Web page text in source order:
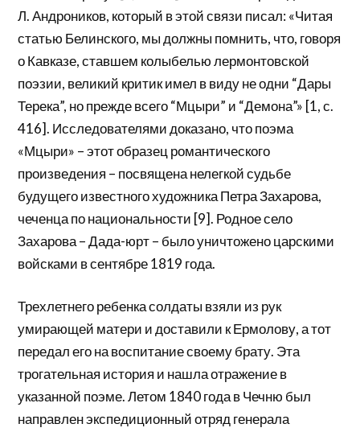
Л. Андроников, который в этой связи писал: «Читая
статью Белинского, мы должны помнить, что, говоря
о Кавказе, ставшем колыбелью лермонтовской
поэзии, великий критик имел в виду не одни “Дары
Терека”, но прежде всего “Мцыри” и “Демона”» [1, с.
416]. Исследователями доказано, что поэма
«Мцыри» – этот образец романтического
произведения – посвящена нелегкой судьбе
будущего известного художника Петра Захарова,
чеченца по национальности [9]. Родное село
Захарова – Дада-юрт – было уничтожено царскими
войсками в сентябре 1819 года.
Трехлетнего ребенка солдаты взяли из рук
умирающей матери и доставили к Ермолову, а тот
передал его на воспитание своему брату. Эта
трогательная история и нашла отражение в
указанной поэме. Летом 1840 года в Чечню был
направлен экспедиционный отряд генерала